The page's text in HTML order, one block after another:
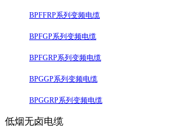
BPFFRP系列变频电缆
BPFGP系列变频电缆
BPFGRP系列变频电缆
BPGGP系列变频电缆
BPGGRP系列变频电缆
低烟无卤电缆